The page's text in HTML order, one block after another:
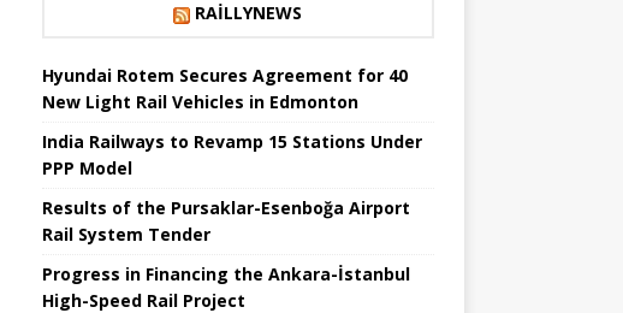
RAILLYNEWS
Hyundai Rotem Secures Agreement for 40
New Light Rail Vehicles in Edmonton
India Railways to Revamp 15 Stations Under
PPP Model
Results of the Pursaklar-Esenboğa Airport
Rail System Tender
Progress in Financing the Ankara-İstanbul
High-Speed ​​Rail Project